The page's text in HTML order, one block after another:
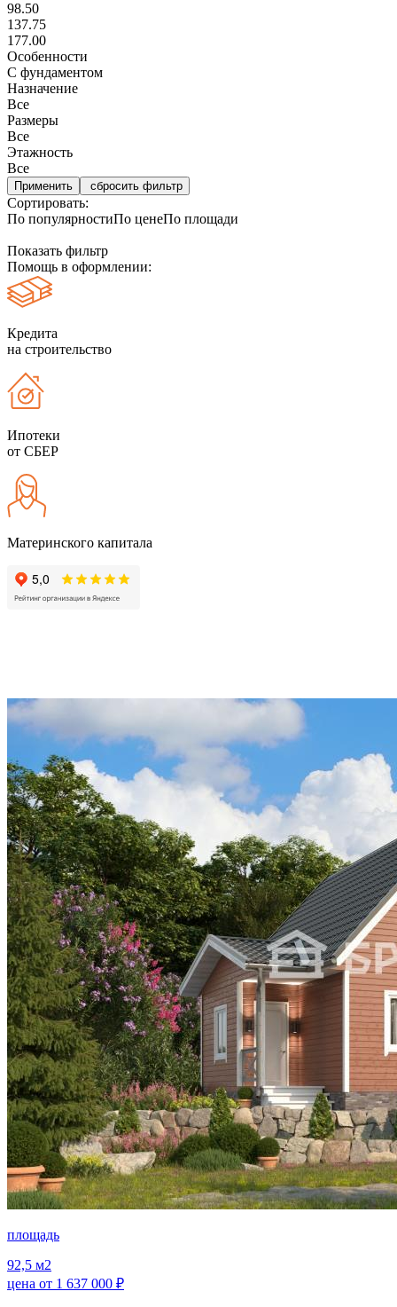
98.50
137.75
177.00
Особенности
С фундаментом
Назначение
Все
Размеры
Все
Этажность
Все
сбросить фильтр
Сортировать:
По популярностиПо ценеПо площади
Показать фильтр
Помощь в оформлении:
Кредита
на строительство
Ипотеки
от СБЕР
Материнского капитала
площадь
92,5 м2
цена от 1 637 000 ₽